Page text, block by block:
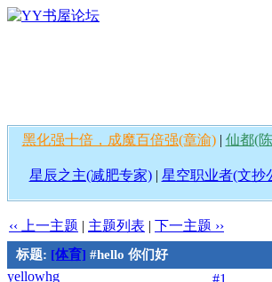
黑化强十倍，成魔百倍强(章渝)| 仙都(
星辰之主(减肥专家)| 星空职业者(文抄
‹‹ 上一主题 | 主题列表 | 下一主题 ››
标题: [体育] #hello 你们好
yellowhg
#1